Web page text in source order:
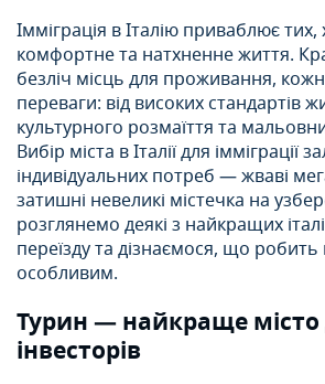
Імміграція в Італію приваблює
комфортне та натхненне життя.
безліч місць для проживання,
переваги: від високих стандартів
культурного розмаїття та
Вибір міста в Італії для імміграції
індивідуальних потреб — жваві
затишні невеликі містечка на
розглянемо деякі з найкращих
переїзду та дізнаємося, що
особливим.
Турин — найкраще місто
інвесторів